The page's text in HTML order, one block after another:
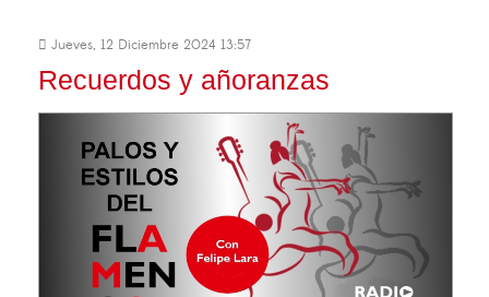
Jueves, 12 Diciembre 2024 13:57
Recuerdos y añoranzas